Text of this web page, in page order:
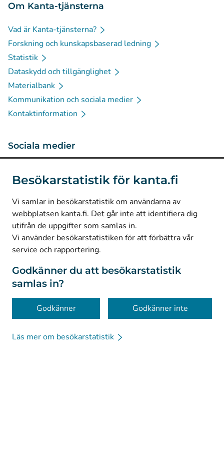
Besökarstatistik för kanta.fi
Vi samlar in besökarstatistik om användarna av
webbplatsen kanta.fi. Det går inte att identifiera dig
utifrån de uppgifter som samlas in.
Vi använder besökarstatistiken för att förbättra vår
service och rapportering.
Godkänner du att besökarstatistik
samlas in?
Godkänner Godkänner inte
Läs mer om besökarstatistik
Om Kanta-tjänsterna
Vad är Kanta-tjänsterna?
Forskning och kunskapsbaserad ledning
Statistik
Dataskydd och tillgänglighet
Materialbank
Kommunikation och sociala medier
Kontaktinformation
Sociala medier
LinkedIn(Avautuu uuteen välilehteen)
Facebook
Avautuu uuteen välilehteen)
© Kanta-Palvelut, Kansaneläkelaitos
Dataskydd
Om webbplatsen
Tillgänglighet
Kakor